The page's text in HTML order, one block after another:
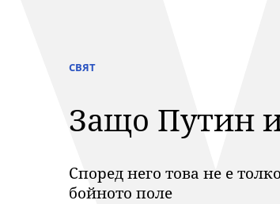
СВЯТ
Защо Путин
Според него това не е
бойното поле